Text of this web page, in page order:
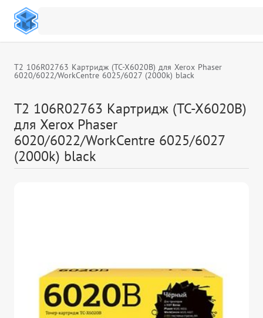
T2 106R02763 Картридж (TC-X6020B) для Xerox Phaser
6020/6022/WorkCentre 6025/6027 (2000k) black
T2 106R02763 Картридж (TC-X6020B)
для Xerox Phaser
6020/6022/WorkCentre 6025/6027
(2000k) black